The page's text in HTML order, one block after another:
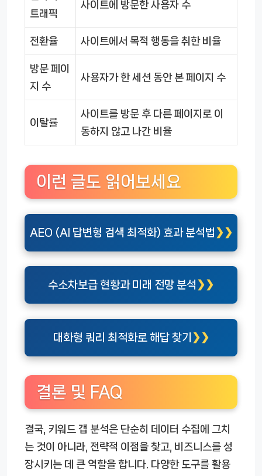
트래픽
사이트에 방문한 사용자 수
전환율 사이트에서 목적 행동을 취한 비율
방문 페이
지 수
사용자가 한 세션 동안 본 페이지 수
이탈률
사이트를 방문 후 다른 페이지로 이
동하지 않고 나간 비율
이런 글도 읽어보세요
AEO (AI 답변형 검색 최적화) 효과 분석법
수소차보급 현황과 미래 전망 분석
대화형 쿼리 최적화로 해답 찾기
결론 및 FAQ
결국, 키워드 갭 분석은 단순히 데이터 수집에 그치
는 것이 아니라, 전략적 이점을 찾고, 비즈니스를 성
장시키는 데 큰 역할을 합니다. 다양한 도구를 활용